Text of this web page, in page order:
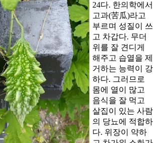
24다. 한의학에서
고과(苦瓜)라고
부르며 성질이 쓰
고 차갑다. 무더
위를 잘 견디게
해주고 습열을 제
거하는 능력이 강
하다. 그러므로
몸에 열이 많고
음식을 잘 먹고
살집이 있는 사람
의 당뇨에 적합하
다. 위장이 약하